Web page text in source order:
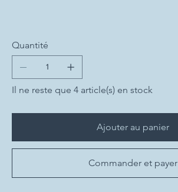
Quantité
Il ne reste que 4 article(s) en stock
Ajouter au panier
Commander et payer